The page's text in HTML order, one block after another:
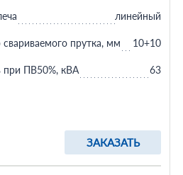
ЗАКАЗАТЬ
линейный
прутка, мм 10+10
ПВ50%, кВА 63